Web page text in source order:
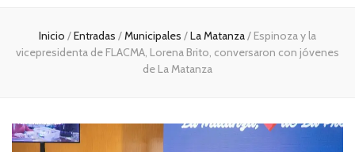
(rosca)
política
Inicio /Entradas /Municipales /La Matanza/ Espinoza y la
vicepresidenta de FLACMA, Lorena Brito, conversaron con jóvenes
de La Matanza